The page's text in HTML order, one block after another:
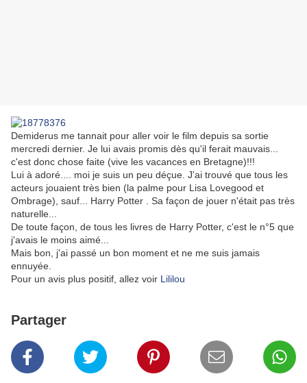
Demiderus me tannait pour aller voir le film depuis sa sortie
mercredi dernier. Je lui avais promis dès qu'il ferait mauvais...
c'est donc chose faite (vive les vacances en Bretagne)!!!
Lui à adoré.... moi je suis un peu déçue. J'ai trouvé que tous les
acteurs jouaient très bien (la palme pour Lisa Lovegood et
Ombrage), sauf... Harry Potter . Sa façon de jouer n'était pas très
naturelle...
De toute façon, de tous les livres de Harry Potter, c'est le n°5 que
j'avais le moins aimé...
Mais bon, j'ai passé un bon moment et ne me suis jamais
ennuyée.
Pour un avis plus positif, allez voir Lililou
Partager